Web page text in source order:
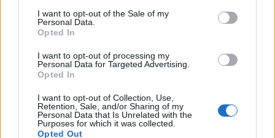
consent section.
I want to opt-out of the Sale of my
Personal Data.
Opted In
I want to opt-out of processing my
Personal Data for Targeted Advertising.
Opted In
I want to opt-out of Collection, Use,
Retention, Sale, and/or Sharing of my
Personal Data that Is Unrelated with the
Purposes for which it was collected.
Opted Out
ZÁRT A DOMBOS FEST